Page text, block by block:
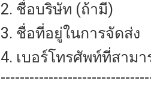
2. ชื่อบริษัท (ถ้ามี)
3. ชื่อที่อยู่ในการจัดส่ง
4. เบอร์โทรศัพท์ที่สาม